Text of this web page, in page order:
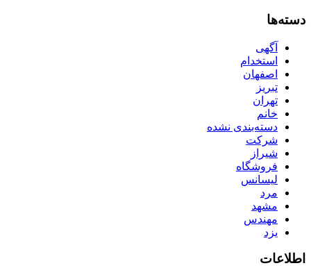
دسته‌ها
آگهی
استخدام
اصفهان
تبریز
تهران
خانم
دسته‌بندی نشده
شرکت
شیراز
فروشگاه
لیسانس
مرد
مشهد
مهندس
یزد
اطلاعات